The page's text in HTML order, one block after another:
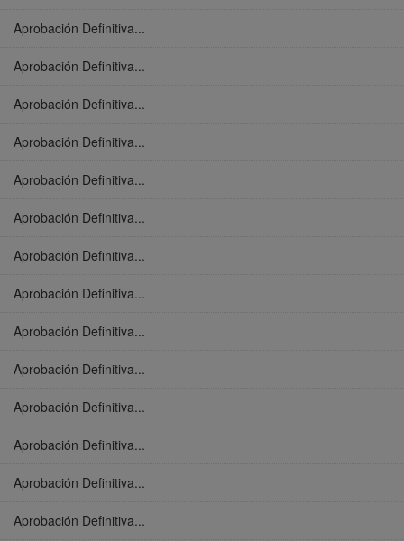
Aprobación Definitiva...
Aprobación Definitiva...
Aprobación Definitiva...
Aprobación Definitiva...
Aprobación Definitiva...
Aprobación Definitiva...
Aprobación Definitiva...
Aprobación Definitiva...
Aprobación Definitiva...
Aprobación Definitiva...
Aprobación Definitiva...
Aprobación Definitiva...
Aprobación Definitiva...
Aprobación Definitiva...